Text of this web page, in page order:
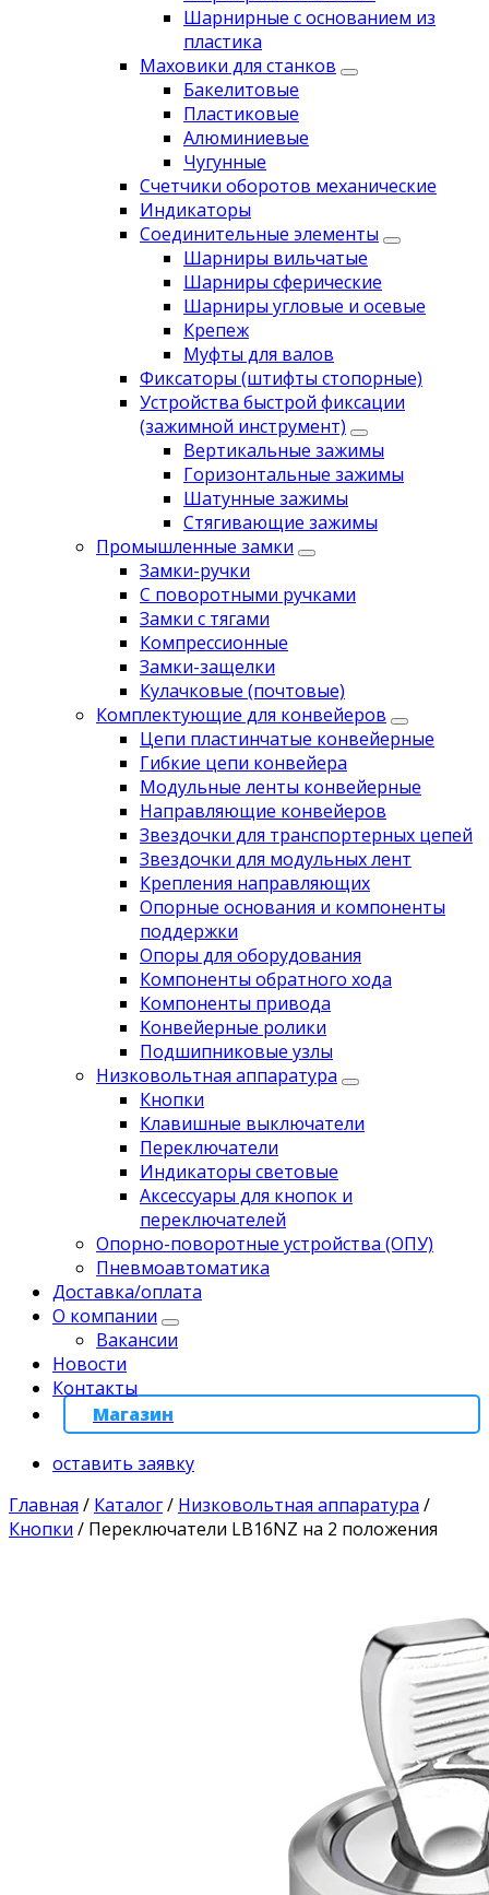
Шарнирные с основанием из
пластика
Маховики для станков
Бакелитовые
Пластиковые
Алюминиевые
Чугунные
Счетчики оборотов механические
Индикаторы
Соединительные элементы
Шарниры вильчатые
Шарниры сферические
Шарниры угловые и осевые
Крепеж
Муфты для валов
Фиксаторы (штифты стопорные)
Устройства быстрой фиксации
(зажимной инструмент)
Вертикальные зажимы
Горизонтальные зажимы
Шатунные зажимы
Стягивающие зажимы
Промышленные замки
Замки-ручки
С поворотными ручками
Замки с тягами
Компрессионные
Замки-защелки
Кулачковые (почтовые)
Комплектующие для конвейеров
Цепи пластинчатые конвейерные
Гибкие цепи конвейера
Модульные ленты конвейерные
Направляющие конвейеров
Звездочки для транспортерных цепей
Звездочки для модульных лент
Крепления направляющих
Опорные основания и компоненты
поддержки
Опоры для оборудования
Компоненты обратного хода
Компоненты привода
Koнвейерныe pолики
Подшипниковые узлы
Низковольтная аппаратура
Кнопки
Клавишные выключатели
Переключатели
Индикаторы световые
Аксессуары для кнопок и
переключателей
Опорно-поворотные устройства (ОПУ)
Пневмоавтоматика
Доставка/оплата
О компании
Вакансии
Новости
Контакты
Магазин
оставить заявку
Главная / Каталог/ Низковольтная аппаратура /
Кнопки / Переключатели LB16NZ на 2 положения